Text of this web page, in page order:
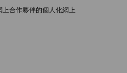
合作夥伴的個人化網上